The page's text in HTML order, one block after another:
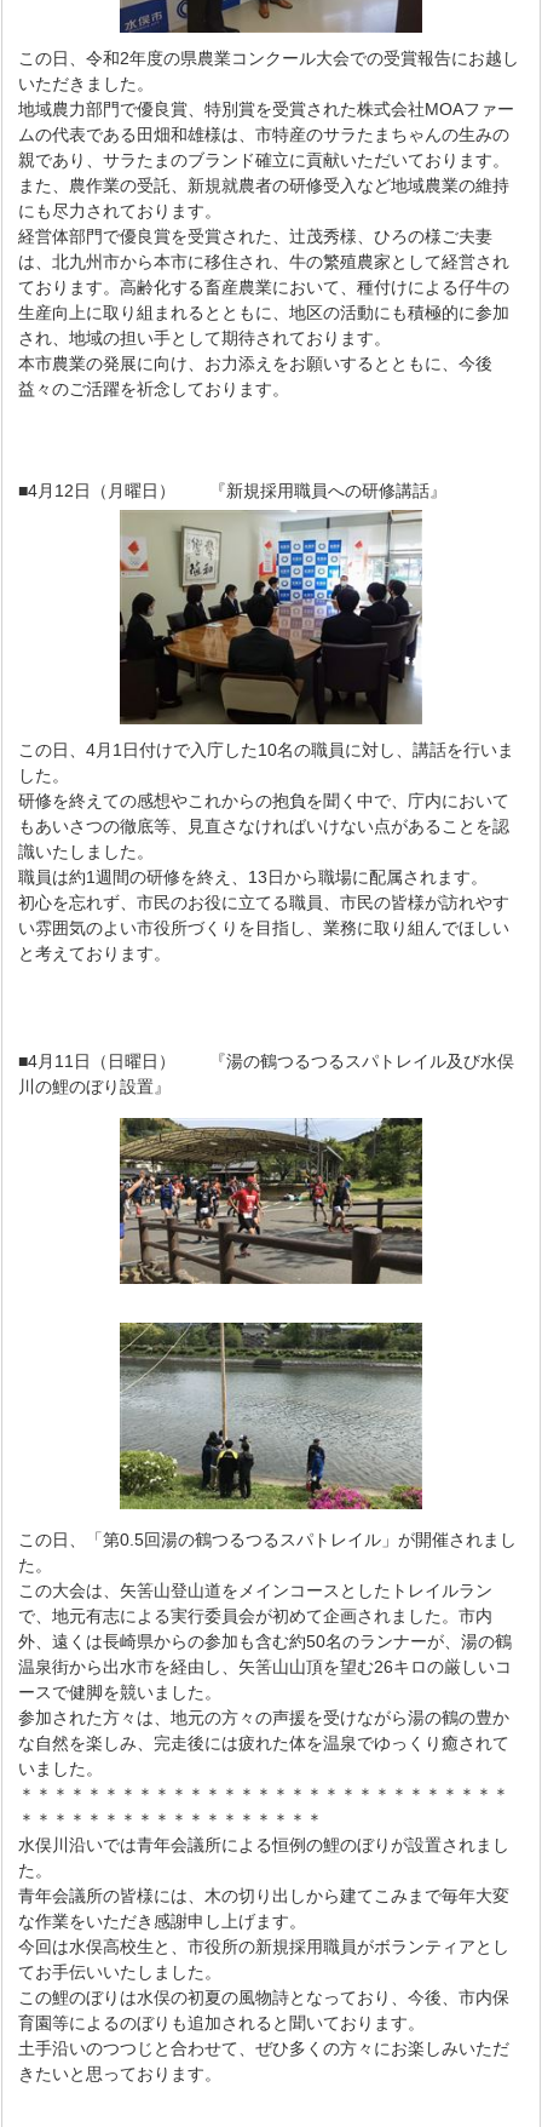
この日、令和2年度の県農業コンクール大会での受賞報告にお越し
いただきました。
地域農力部門で優良賞、特別賞を受賞された株式会社MOAファー
ムの代表である田畑和雄様は、市特産のサラたまちゃんの生みの
親であり、サラたまのブランド確立に貢献いただいております。
また、農作業の受託、新規就農者の研修受入など地域農業の維持
にも尽力されております。
経営体部門で優良賞を受賞された、辻茂秀様、ひろの様ご夫妻
は、北九州市から本市に移住され、牛の繁殖農家として経営され
ております。高齢化する畜産農業において、種付けによる仔牛の
生産向上に取り組まれるとともに、地区の活動にも積極的に参加
され、地域の担い手として期待されております。
本市農業の発展に向け、お力添えをお願いするとともに、今後
益々のご活躍を祈念しております。
■4月12日（月曜日） 『新規採用職員への研修講話』
この日、4月1日付けで入庁した10名の職員に対し、講話を行いま
した。
研修を終えての感想やこれからの抱負を聞く中で、庁内において
もあいさつの徹底等、見直さなければいけない点があることを認
識いたしました。
職員は約1週間の研修を終え、13日から職場に配属されます。
初心を忘れず、市民のお役に立てる職員、市民の皆様が訪れやす
い雰囲気のよい市役所づくりを目指し、業務に取り組んでほしい
と考えております。
■4月11日（日曜日） 『湯の鶴つるつるスパトレイル及び水俣
川の鯉のぼり設置』
この日、「第0.5回湯の鶴つるつるスパトレイル」が開催されまし
た。
この大会は、矢筈山登山道をメインコースとしたトレイルラン
で、地元有志による実行委員会が初めて企画されました。市内
外、遠くは長崎県からの参加も含む約50名のランナーが、湯の鶴
温泉街から出水市を経由し、矢筈山山頂を望む26キロの厳しいコ
ースで健脚を競いました。
参加された方々は、地元の方々の声援を受けながら湯の鶴の豊か
な自然を楽しみ、完走後には疲れた体を温泉でゆっくり癒されて
いました。
＊＊＊＊＊＊＊＊＊＊＊＊＊＊＊＊＊＊＊＊＊＊＊＊＊＊＊＊＊
＊＊＊＊＊＊＊＊＊＊＊＊＊＊＊＊＊＊
水俣川沿いでは青年会議所による恒例の鯉のぼりが設置されまし
た。
青年会議所の皆様には、木の切り出しから建てこみまで毎年大変
な作業をいただき感謝申し上げます。
今回は水俣高校生と、市役所の新規採用職員がボランティアとし
てお手伝いいたしました。
この鯉のぼりは水俣の初夏の風物詩となっており、今後、市内保
育園等によるのぼりも追加されると聞いております。
土手沿いのつつじと合わせて、ぜひ多くの方々にお楽しみいただ
きたいと思っております。